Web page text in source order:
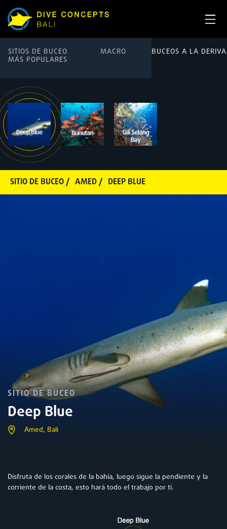
SITIOS DE BUCEO
MÁS POPULARES
MACRO BUCEOS A LA DERIVA
SITIO DE BUCEO / AMED / DEEP BLUE
SITIO DE BUCEO
Deep Blue
Amed, Bali
Disfruta de los corales de la bahía, luego sigue la pendiente y la
corriente de la costa, esto hará todo el trabajo por ti.